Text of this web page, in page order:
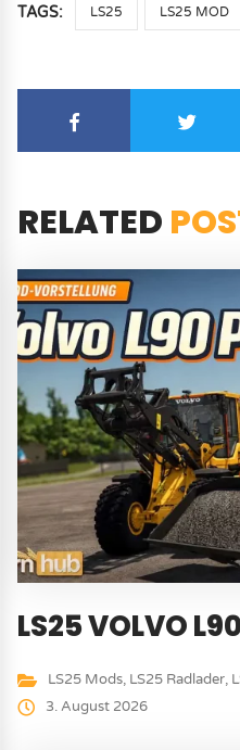
TAGS: LS25 LS25 MOD
RELATED
LS25 VOLVO
LS25 Mods, LS25 Radlader,
3. August 2026